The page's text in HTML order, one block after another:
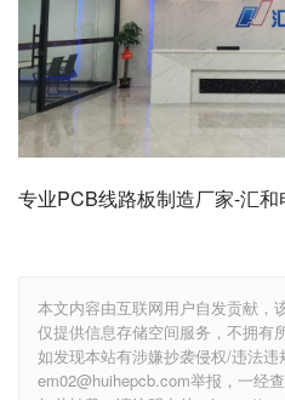
专业PCB线路板制造厂家-汇和
本文内容由互联网用户自发贡献，
仅提供信息存储空间服务，不拥有
如发现本站有涉嫌抄袭侵权/违法
em02@huihepcb.com举报，一经